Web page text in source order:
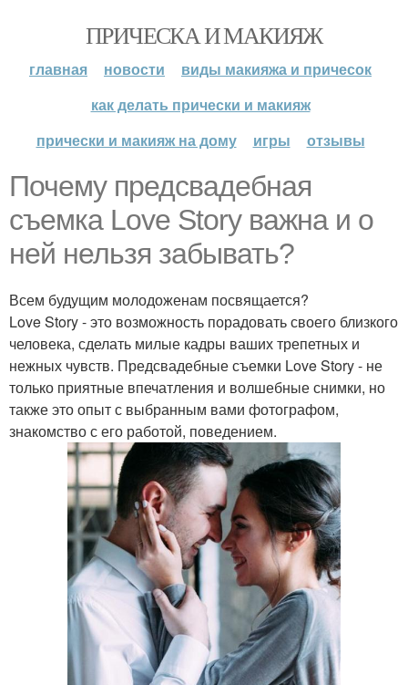
ПРИЧЕСКА И МАКИЯЖ
главная новости
виды макияжа и причесок
как делать прически и макияж
прически и макияж на дому
игры отзывы
Почему предсвадебная
съемка Love Story важна и о
ней нельзя забывать?
Всем будущим молодоженам посвящается?
Love Story - это возможность порадовать своего близкого
человека, сделать милые кадры ваших трепетных и
нежных чувств. Предсвадебные съемки Love Story - не
только приятные впечатления и волшебные снимки, но
также это опыт с выбранным вами фотографом,
знакомство с его работой, поведением.